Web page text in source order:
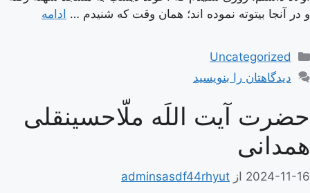
و در آنجا بيتوته نموده‏ اند؛ همان وقت كه شنيدم … ادامه
دسته‌ها
Uncategorized
دیدگاهتان را بنویسید
حضرت آیت اللَه ملّاحسینقلی
همدانی
2024-11-16 از adminsasdf44rhyut